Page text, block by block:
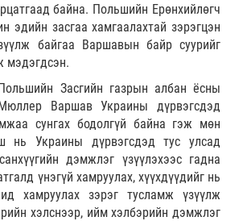
байна. Польшийн Ерөнхийлөгч
эдийн засгаа хамгаалахтай зэрэгцэн
байгаа Варшавын байр суурийг
мэдэгдсэн.
Засгийн газрын албан ёсны
Варшав Украины дүрвэгсдэд
сунгах бодолгүй байна гэж мөн
нь Украины дүрвэгсдэд тус улсад
дэмжлэг үзүүлэхээс гадна
үнэгүй хамруулах, хүүхдүүдийг нь
хамруулах зэрэг тусламж үзүүлж
хэлснээр, ийм хэлбэрийн дэмжлэг